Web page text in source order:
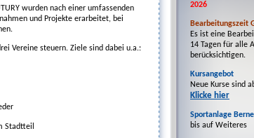
wurden nach einer umfassenden
und Projekte erarbeitet, bei
Vereine steuern. Ziele sind dabei u.a.:
Stadtteil
2026
Bearbeitungszeit
Es ist eine
14 Tagen für alle
berücksichtigen.
Kursangebot
Neue Kurse sind
Klicke hier
Sportanlage
bis auf Weiteres